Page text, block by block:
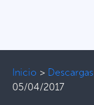
Inicio > Descargas
05/04/2017